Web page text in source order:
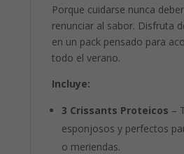
Porque cuidarse nunca
renunciar al sabor. Disfruta
en un pack pensado para
todo el verano.
Incluye:
3 Crissants Proteicos –
esponjosos y perfectos
o meriendas.